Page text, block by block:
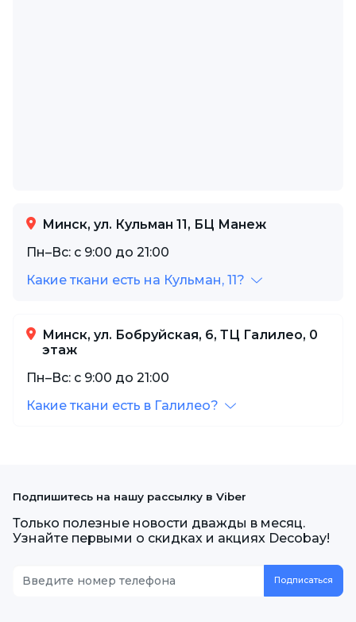
Минск, ул. Кульман 11, БЦ Манеж
Пн–Вс: с 9:00 до 21:00
Какие ткани есть на Кульман, 11?
Минск, ул. Бобруйская, 6, ТЦ Галилео, 0
этаж
Пн–Вс: с 9:00 до 21:00
Какие ткани есть в Галилео?
Подпишитесь на нашу рассылку в Viber
Только полезные новости дважды в месяц.
Узнайте первыми о скидках и акциях Decobay!